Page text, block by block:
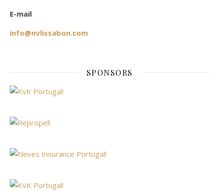
E-mail
info@nvlissabon.com
SPONSORS